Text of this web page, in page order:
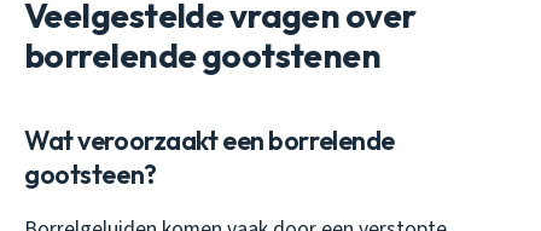
Veelgestelde vragen over
borrelende gootstenen
Wat veroorzaakt een borrelende
gootsteen?